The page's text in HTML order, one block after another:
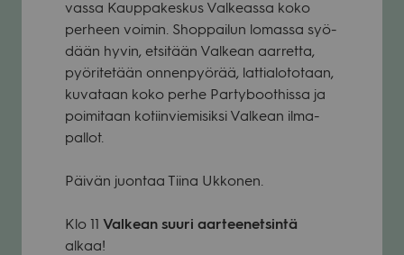
vassa Kaup­pa­kes­kus Val­keassa koko
per­heen voi­min. Shop­pai­lun lomassa syö­
dään hyvin, etsi­tään Val­kean aar­retta,
pyö­ri­te­tään onnen­pyö­rää, lat­tia­lo­to­taan,
kuva­taan koko perhe Par­ty­boot­hissa ja
poi­mi­taan kotiin­vie­mi­siksi Val­kean ilma­
pal­lot.
Päi­vän juon­taa Tiina Ukko­nen.
Klo 11 Val­kean suuri aar­tee­net­sintä
alkaa!